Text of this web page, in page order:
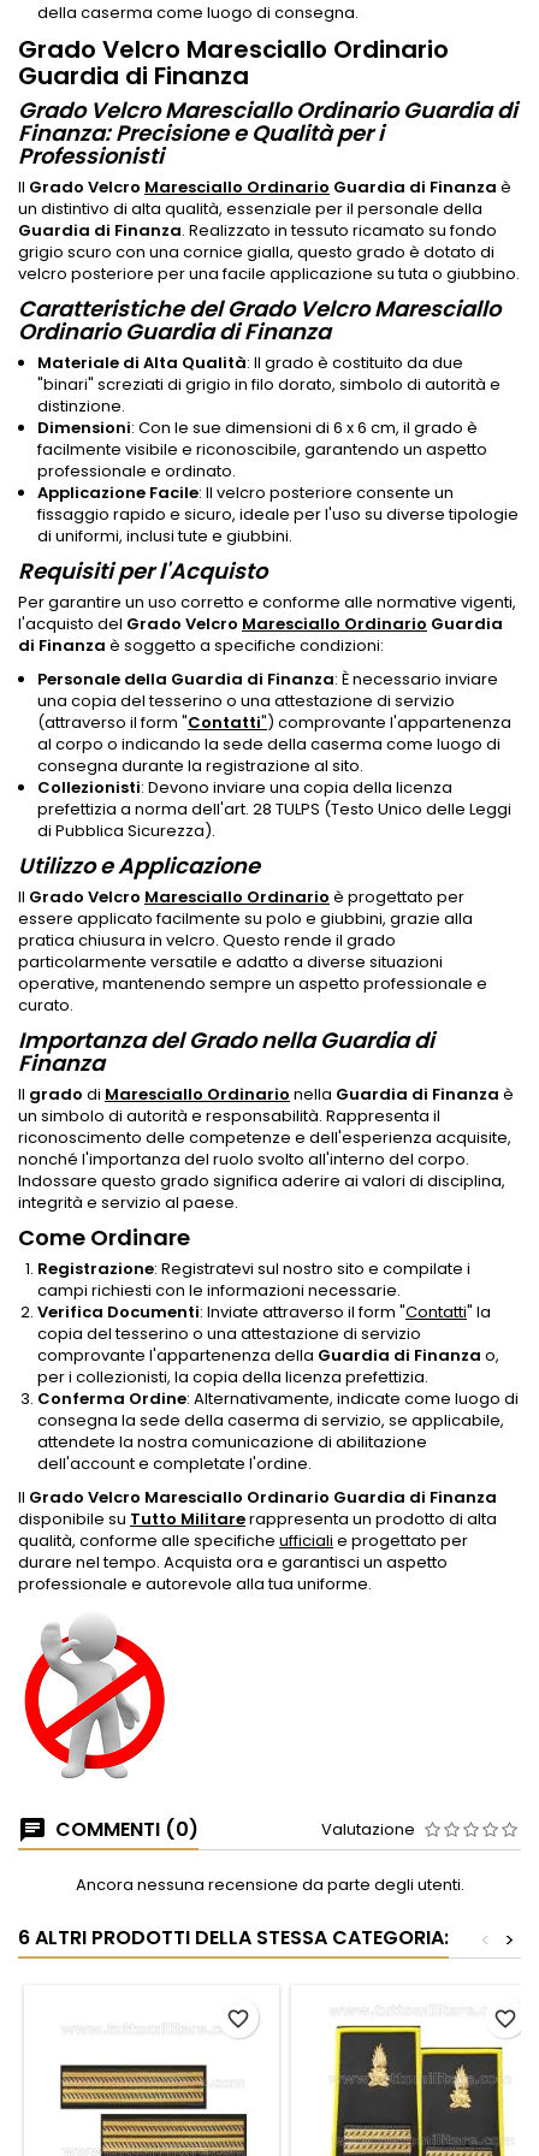
della caserma come luogo di consegna.
Grado Velcro Maresciallo Ordinario
Guardia di Finanza
Grado Velcro Maresciallo Ordinario Guardia di
Finanza: Precisione e Qualità per i
Professionisti
Il Grado Velcro Maresciallo Ordinario Guardia di Finanza è
un distintivo di alta qualità, essenziale per il personale della
Guardia di Finanza. Realizzato in tessuto ricamato su fondo
grigio scuro con una cornice gialla, questo grado è dotato di
velcro posteriore per una facile applicazione su tuta o giubbino.
Caratteristiche del Grado Velcro Maresciallo
Ordinario Guardia di Finanza
Materiale di Alta Qualità: Il grado è costituito da due
"binari" screziati di grigio in filo dorato, simbolo di autorità e
distinzione.
Dimensioni: Con le sue dimensioni di 6 x 6 cm, il grado è
facilmente visibile e riconoscibile, garantendo un aspetto
professionale e ordinato.
Applicazione Facile: Il velcro posteriore consente un
fissaggio rapido e sicuro, ideale per l'uso su diverse tipologie
di uniformi, inclusi tute e giubbini.
Requisiti per l'Acquisto
Per garantire un uso corretto e conforme alle normative vigenti,
l'acquisto del Grado Velcro Maresciallo Ordinario Guardia
di Finanza è soggetto a specifiche condizioni:
Personale della Guardia di Finanza: È necessario inviare
una copia del tesserino o una attestazione di servizio
(attraverso il form "Contatti") comprovante l'appartenenza
al corpo o indicando la sede della caserma come luogo di
consegna durante la registrazione al sito.
Collezionisti: Devono inviare una copia della licenza
prefettizia a norma dell'art. 28 TULPS (Testo Unico delle Leggi
di Pubblica Sicurezza).
Utilizzo e Applicazione
Il Grado Velcro Maresciallo Ordinario è progettato per
essere applicato facilmente su polo e giubbini, grazie alla
pratica chiusura in velcro. Questo rende il grado
particolarmente versatile e adatto a diverse situazioni
operative, mantenendo sempre un aspetto professionale e
curato.
Importanza del Grado nella Guardia di
Finanza
Il grado di Maresciallo Ordinario nella Guardia di Finanza è
un simbolo di autorità e responsabilità. Rappresenta il
riconoscimento delle competenze e dell'esperienza acquisite,
nonché l'importanza del ruolo svolto all'interno del corpo.
Indossare questo grado significa aderire ai valori di disciplina,
integrità e servizio al paese.
Come Ordinare
Registrazione: Registratevi sul nostro sito e compilate i
campi richiesti con le informazioni necessarie.
Verifica Documenti: Inviate attraverso il form "Contatti" la
copia del tesserino o una attestazione di servizio
comprovante l'appartenenza della Guardia di Finanza o,
per i collezionisti, la copia della licenza prefettizia.
Conferma Ordine: Alternativamente, indicate come luogo di
consegna la sede della caserma di servizio, se applicabile,
attendete la nostra comunicazione di abilitazione
dell'account e completate l'ordine.
Il Grado Velcro Maresciallo Ordinario Guardia di Finanza
disponibile su Tutto Militarerappresenta un prodotto di alta
qualità, conforme alle specifiche ufficiali e progettato per
durare nel tempo. Acquista ora e garantisci un aspetto
professionale e autorevole alla tua uniforme.
COMMENTI (0) Valutazione
Ancora nessuna recensione da parte degli utenti.
6 ALTRI PRODOTTI DELLA STESSA CATEGORIA: >
<
favorite_border favorite_border